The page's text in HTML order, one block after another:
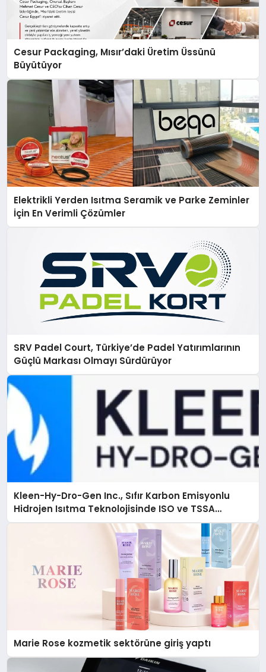
Cesur Packaging, Mısır’daki Üretim Üssünü
Büyütüyor
Elektrikli Yerden Isıtma Seramik ve Parke Zeminler
İçin En Verimli Çözümler
SRV Padel Court, Türkiye’de Padel Yatırımlarının
Güçlü Markası Olmayı Sürdürüyor
Kleen-Hy-Dro-Gen Inc., Sıfır Karbon Emisyonlu
Hidrojen Isıtma Teknolojisinde ISO ve TSSA
Düzenleyici Onaylarını Aldı
Marie Rose kozmetik sektörüne giriş yaptı